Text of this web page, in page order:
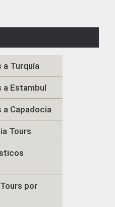
a Turquía
a Estambul
a Capadocia
Tours
por